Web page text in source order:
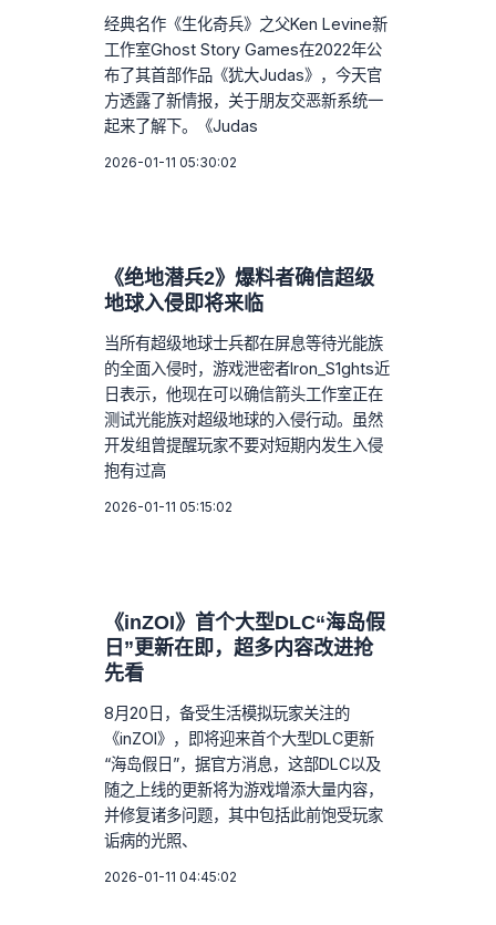
经典名作《生化奇兵》之父Ken Levine新
工作室Ghost Story Games在2022年公
布了其首部作品《犹大Judas》，今天官
方透露了新情报，关于朋友交恶新系统一
起来了解下。《Judas
2026-01-11 05:30:02
《绝地潜兵2》爆料者确信超级
地球入侵即将来临
当所有超级地球士兵都在屏息等待光能族
的全面入侵时，游戏泄密者Iron_S1ghts近
日表示，他现在可以确信箭头工作室正在
测试光能族对超级地球的入侵行动。虽然
开发组曾提醒玩家不要对短期内发生入侵
抱有过高
2026-01-11 05:15:02
《inZOI》首个大型DLC“海岛假
日”更新在即，超多内容改进抢
先看
8月20日，备受生活模拟玩家关注的
《inZOI》，即将迎来首个大型DLC更新
“海岛假日”，据官方消息，这部DLC以及
随之上线的更新将为游戏增添大量内容，
并修复诸多问题，其中包括此前饱受玩家
诟病的光照、
2026-01-11 04:45:02